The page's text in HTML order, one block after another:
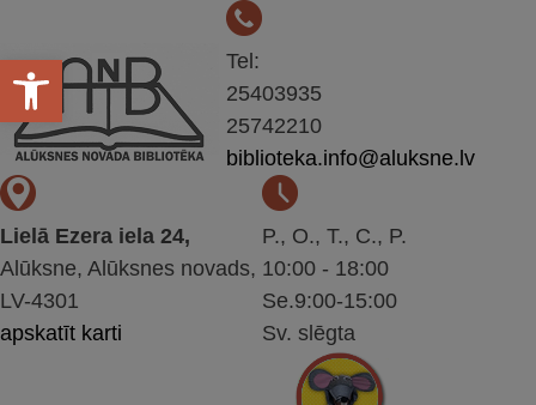
Open toolbar
Tel:
25403935
25742210
biblioteka.info@aluksne.lv
Lielā Ezera iela 24,
Alūksne, Alūksnes novads,
LV-4301
apskatīt karti
P., O., T., C., P.
10:00 - 18:00
Se.9:00-15:00
Sv. slēgta